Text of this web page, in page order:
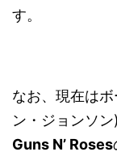
す。
なお、現在は
ン・ジョンソ
Guns N’ Roses